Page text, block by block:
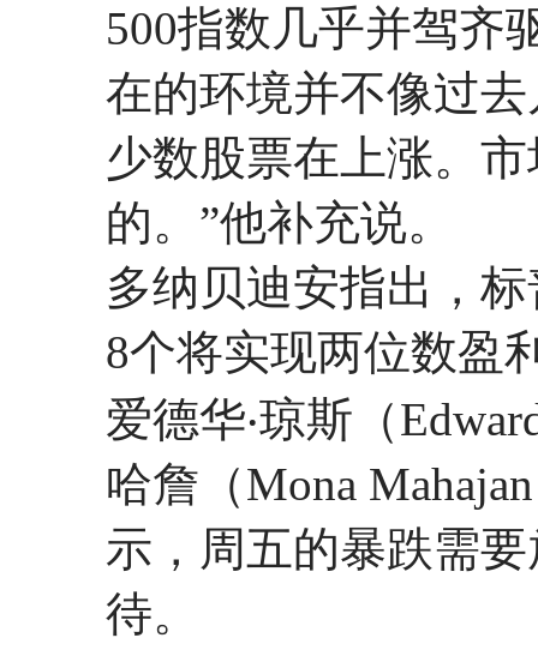
500指数几乎并驾齐
在的环境并不像过
少数股票在上涨。
的。”他补充说。
多纳贝迪安指出，
8个将实现两位数盈
爱德华‧琼斯（
哈詹（Mona
示，周五的暴跌需
待。